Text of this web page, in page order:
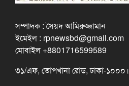
সম্পাদক : সৈয়দ আমিরুজ্জামান
ইমেইল : rpnewsbd@gmail.com
মোবাইল +8801716599589
৩১/এফ, তোপখানা রোড, ঢাকা-১০০০।